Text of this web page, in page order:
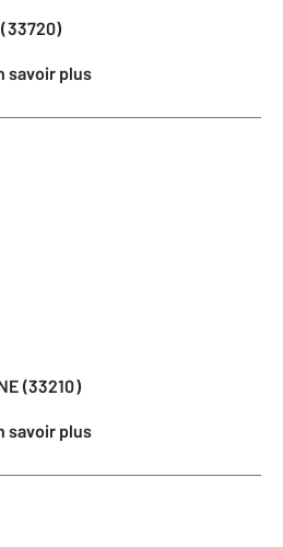
(33720)
savoir plus
(33210)
savoir plus